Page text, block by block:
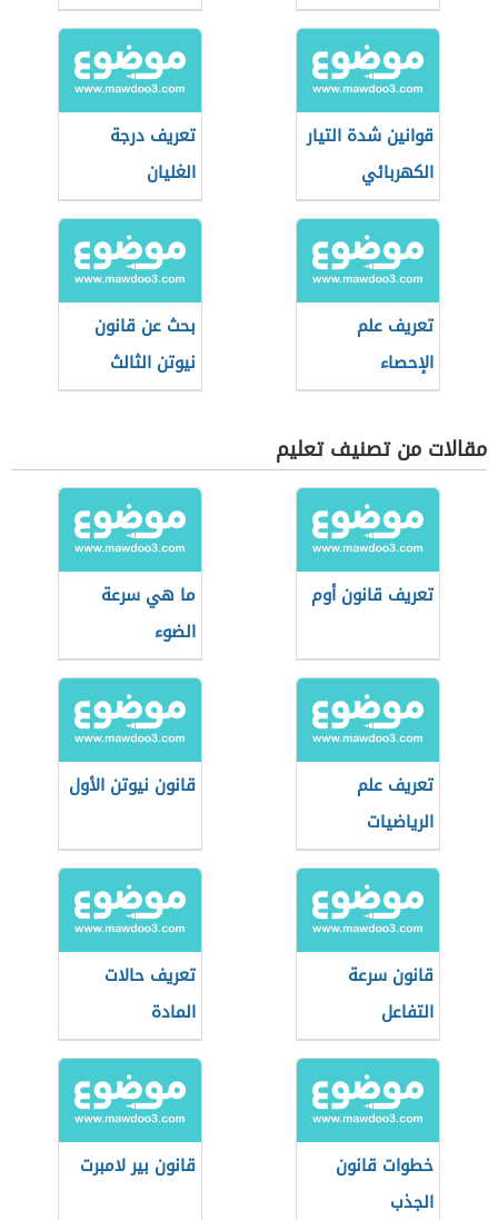
قوانين شدة التيار
الكهربائي
تعريف درجة
الغليان
تعريف علم
الإحصاء
بحث عن قانون
نيوتن الثالث
مقالات من تصنيف تعليم
تعريف قانون أوم
ما هي سرعة
الضوء
تعريف علم
الرياضيات
قانون نيوتن الأول
قانون سرعة
التفاعل
تعريف حالات
المادة
خطوات قانون
الجذب
قانون بير لامبرت